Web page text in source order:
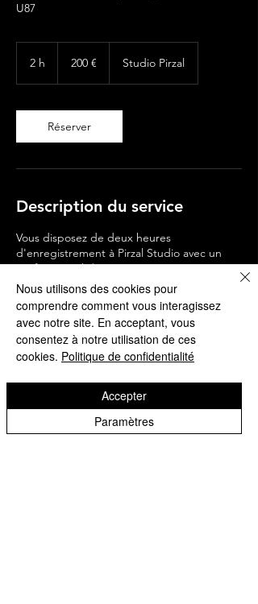
U87
2 h 200 € Studio Pirzal
Réserver
Description du service
Vous disposez de deux heures
d'enregistrement à Pirzal Studio avec un
professionnel du son ainsi qu'un mixage et
mastering de votre morceau.
Habituellement les premières versions du
master sont envoyées sous 48 heures.
Les clés USB ne sont pas acceptées
Politique d'annulation
Nous utilisons des cookies pour
comprendre comment vous interagissez
avec notre site. En acceptant, vous
consentez à notre utilisation de ces
cookies. Politique de confidentialité
Paramètres
Accepter